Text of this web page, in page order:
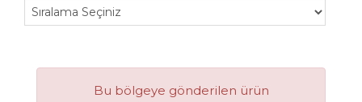
Bu bölgeye gönderilen ürün